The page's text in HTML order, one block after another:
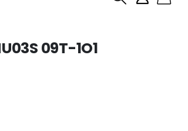
09T-1O1